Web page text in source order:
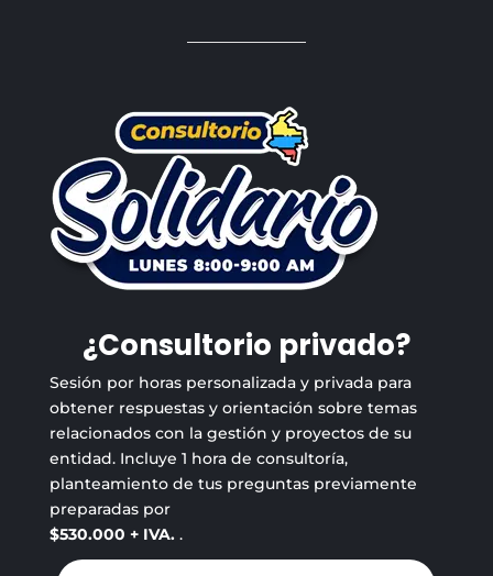
¿Consultorio privado?
Sesión por horas personalizada y privada para
obtener respuestas y orientación sobre temas
relacionados con la gestión y proyectos de su
entidad. Incluye 1 hora de consultoría,
planteamiento de tus preguntas previamente
preparadas por
$530.000 + IVA. .